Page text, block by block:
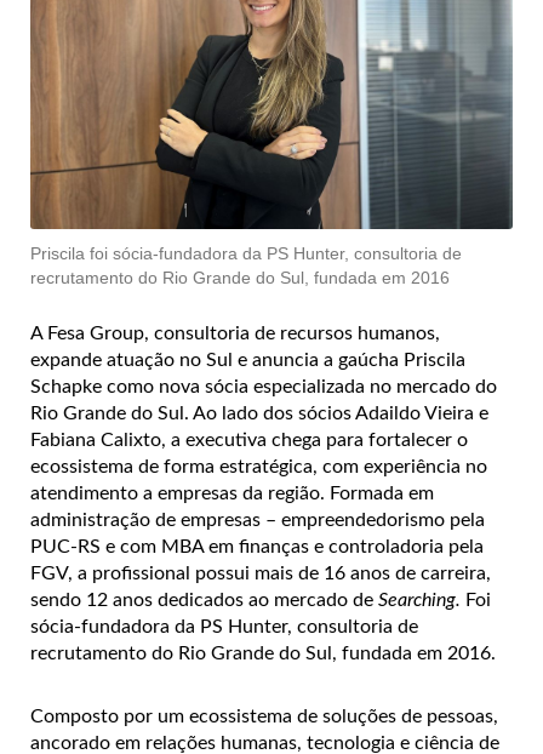
Priscila foi sócia-fundadora da PS Hunter, consultoria de
recrutamento do Rio Grande do Sul, fundada em 2016
A Fesa Group, consultoria de recursos humanos,
expande atuação no Sul e anuncia a gaúcha Priscila
Schapke como nova sócia especializada no mercado do
Rio Grande do Sul. Ao lado dos sócios Adaildo Vieira e
Fabiana Calixto, a executiva chega para fortalecer o
ecossistema de forma estratégica, com experiência no
atendimento a empresas da região. Formada em
administração de empresas – empreendedorismo pela
PUC-RS e com MBA em finanças e controladoria pela
FGV, a profissional possui mais de 16 anos de carreira,
sendo 12 anos dedicados ao mercado de Searching. Foi
sócia-fundadora da PS Hunter, consultoria de
recrutamento do Rio Grande do Sul, fundada em 2016.
Composto por um ecossistema de soluções de pessoas,
ancorado em relações humanas, tecnologia e ciência de